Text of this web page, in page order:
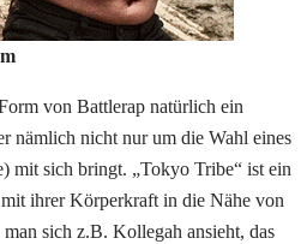
von Battlerap natürlich ein
nämlich nicht nur um die Wahl eines
mit sich bringt. „Tokyo Tribe“ ist ein
ihrer Körperkraft in die Nähe von
sich z.B. Kollegah ansieht, das